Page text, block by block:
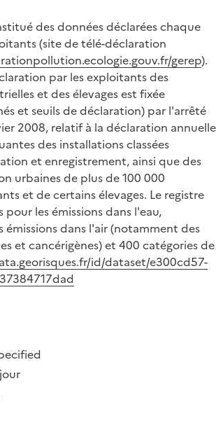
des données déclarées chaque
(site de télé-déclaration
gerep).
par les exploitants des
et des élevages est fixée
et seuils de déclaration) par l'arrêté
2008, relatif à la déclaration annuelle
des installations classées
et enregistrement, ainsi que des
urbaines de plus de 100 000
et de certains élevages. Le registre
les émissions dans l'eau,
dans l'air (notamment des
et cancérigènes) et 400 catégories de
id/dataset/e300cd57-